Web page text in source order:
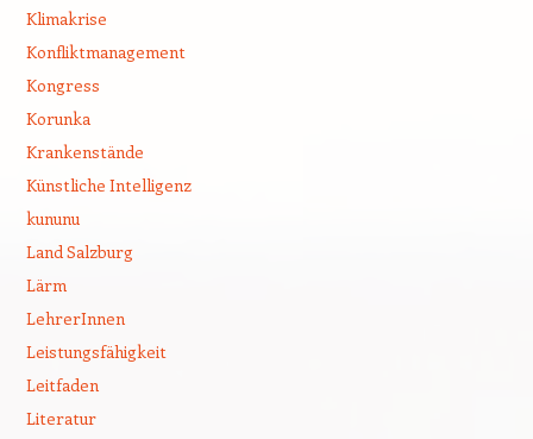
Klimakrise
Konfliktmanagement
Kongress
Korunka
Krankenstände
Künstliche Intelligenz
kununu
Land Salzburg
Lärm
LehrerInnen
Leistungsfähigkeit
Leitfaden
Literatur